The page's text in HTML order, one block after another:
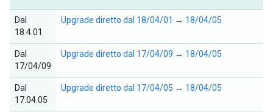
Dal
18.4.01
Upgrade diretto dal 18/04/01 → 18/04/05
Dal
17/04/09
Upgrade diretto dal 17/04/09 → 18/04/05
Dal
17.04.05
Upgrade diretto dal 17/04/05 → 18/04/05